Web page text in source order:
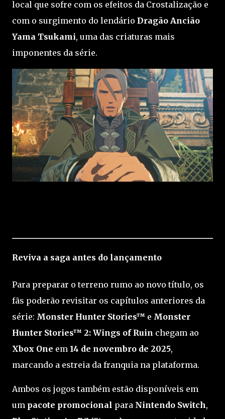
local que sofre com os efeitos da Crostalização e
com o surgimento do lendário Dragão Ancião
Yama Tsukami, uma das criaturas mais
imponentes da série.
Reviva a saga antes do lançamento
Para preparar o terreno rumo ao novo título, os
fãs poderão revisitar os capítulos anteriores da
série: Monster Hunter Stories™ e Monster
Hunter Stories™ 2: Wings of Ruin chegam ao
Xbox One em 14 de novembro de 2025,
marcando a estreia da franquia na plataforma.
Ambos os jogos também estão disponíveis em
um pacote promocional para Nintendo Switch,